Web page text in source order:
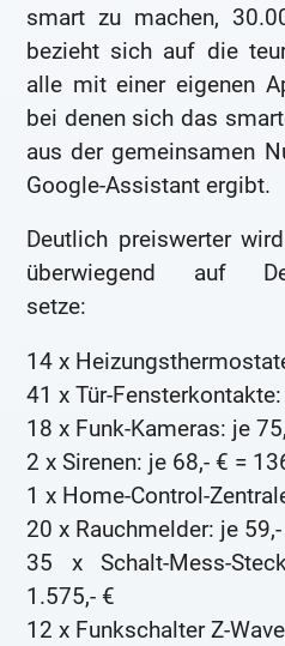
smart zu machen,
bezieht sich auf die
alle mit einer eigenen
bei denen sich das
aus der gemeinsamen
Google-Assistant ergibt.
Deutlich preiswerter
überwiegend auf
setze:
14 x
41 x Tür-
18 x Funk-Kameras: je
2 x Sirenen: je 68,- € =
1 x Home-Control-
20 x Rauchmelder: je
35 x Schalt-Mess-
1.575,- €
12 x Funkschalter Z-